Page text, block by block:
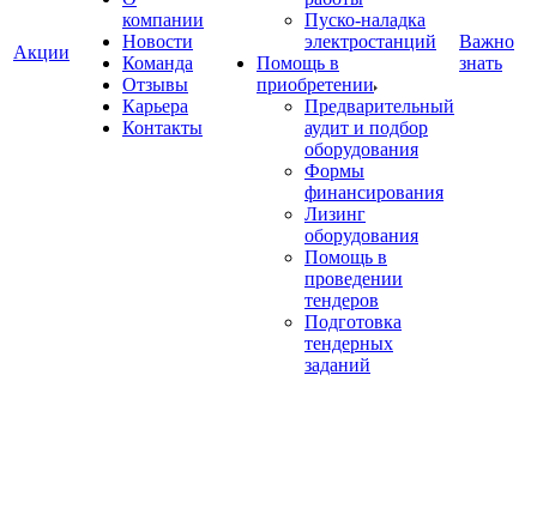
Акции
компании
Новости
Команда
Отзывы
Карьера
Контакты
Пуско-наладка
электростанций
Помощь в
приобретении
Предварительный
аудит и подбор
оборудования
Формы
финансирования
Лизинг
оборудования
Помощь в
проведении
тендеров
Подготовка
тендерных
заданий
Важно
знать